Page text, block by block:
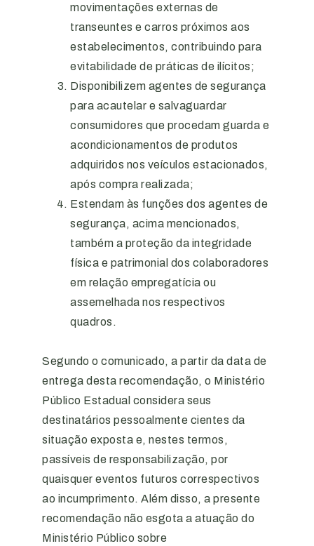
movimentações externas de
transeuntes e carros próximos aos
estabelecimentos, contribuindo para
evitabilidade de práticas de ilícitos;
Disponibilizem agentes de segurança
para acautelar e salvaguardar
consumidores que procedam guarda e
acondicionamentos de produtos
adquiridos nos veículos estacionados,
após compra realizada;
Estendam às funções dos agentes de
segurança, acima mencionados,
também a proteção da integridade
física e patrimonial dos colaboradores
em relação empregatícia ou
assemelhada nos respectivos
quadros.
Segundo o comunicado, a partir da data de
entrega desta recomendação, o Ministério
Público Estadual considera seus
destinatários pessoalmente cientes da
situação exposta e, nestes termos,
passíveis de responsabilização, por
quaisquer eventos futuros correspectivos
ao incumprimento. Além disso, a presente
recomendação não esgota a atuação do
Ministério Público sobre